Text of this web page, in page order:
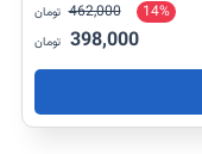
14%
462,000 تومان
398,000 تومان